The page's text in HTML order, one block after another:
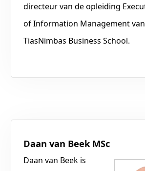
directeur van de opleiding
of Information Management
TiasNimbas Business School.
Daan van Beek MSc
Daan van Beek is